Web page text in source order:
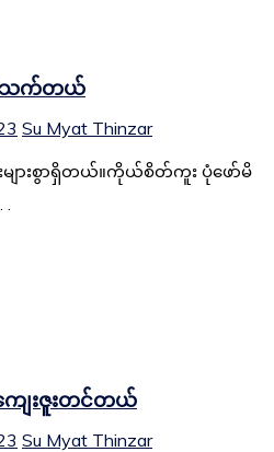
သက်တယ်
Su Myat Thinzar
များစွာရှိတယ်။ကိုယ်စိတ်ကူး ပုံဖော်မိ
.
ျေးဇူးတင်တယ်
Su Myat Thinzar